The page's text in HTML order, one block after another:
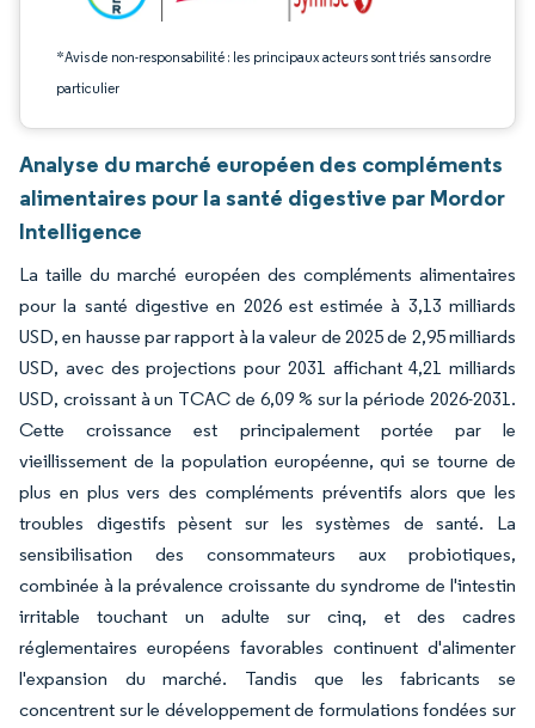
*Avis de non-responsabilité : les principaux acteurs sont triés sans ordre
particulier
Analyse du marché européen des compléments
alimentaires pour la santé digestive par Mordor
Intelligence
La taille du marché européen des compléments alimentaires
pour la santé digestive en 2026 est estimée à 3,13 milliards
USD, en hausse par rapport à la valeur de 2025 de 2,95 milliards
USD, avec des projections pour 2031 affichant 4,21 milliards
USD, croissant à un TCAC de 6,09 % sur la période 2026-2031.
Cette croissance est principalement portée par le
vieillissement de la population européenne, qui se tourne de
plus en plus vers des compléments préventifs alors que les
troubles digestifs pèsent sur les systèmes de santé. La
sensibilisation des consommateurs aux probiotiques,
combinée à la prévalence croissante du syndrome de l'intestin
irritable touchant un adulte sur cinq, et des cadres
réglementaires européens favorables continuent d'alimenter
l'expansion du marché. Tandis que les fabricants se
concentrent sur le développement de formulations fondées sur